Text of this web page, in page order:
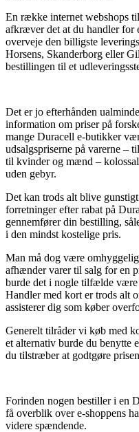
En række internet webshops
afkræver det at du handler for
overveje den billigste
Horsens, Skanderborg eller
bestillingen til et
Det er jo efterhånden
information om priser på
mange Duracell e-butikker
udsalgspriserne på varerne –
til kvinder og mænd –
uden gebyr.
Det kan trods alt blive
forretninger efter rabat på
gennemfører din bestilling,
i den mindst kostelige pris.
Man må dog være
afhænder varer til salg for en
burde det i nogle tilfælde være
Handler med kort er trods alt
assisterer dig som køber
Generelt tilråder vi køb med
et alternativ burde du benytte
du tilstræber at godtgøre
Forinden nogen bestiller i en
få overblik over e-shoppens
videre spændende.